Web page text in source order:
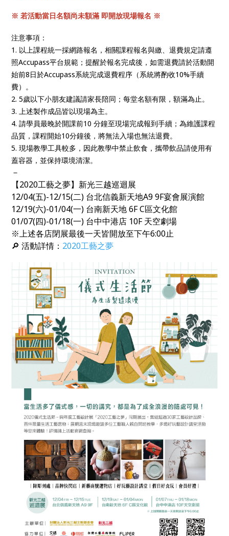
※ 若活動當日名額尚未額滿 即開放現場報名 ※
注意事項：
1. 以上課程統一採網路報名，相關課程報名與繳、退費規定請遵
照Accupass平台規範；提醒於報名完成後，如需退費請於活動開
始前8日於Accupass系統完成退費程序（系統將酌收10%手續
費）。
2. 5歲以下小朋友建議請家長陪同；每堂名額有限，額滿為止。
3. 上述製作成品皆以現場為主。
4. 請學員最晚於開課前10 分鐘至現場完成報到手續；為維護課程
品質，課程開始10分鐘後，將無法入場也無法退費。
5. 現場教學工具較多，因此教學中禁止飲食，攜帶飲品請使用有
蓋容器，並保持環境清潔。
－
【2020工藝之夢】新光三越巡迴展
12/04(五)-12/15(二) 台北信義新天地A9 9F宴會展演館
12/19(六)-01/04(一) 台南新天地 6F C區文化館
01/07(四)-01/18(一) 台中中港店 10F 天空劇場
※上述各店閉展最後一天皆開放至下午6:00止
🔎 活動詳情： 2020工藝之夢